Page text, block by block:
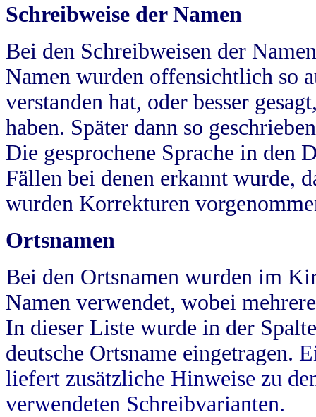
Schreibweise der Namen
Bei den Schreibweisen der
Namen wurden offensichtlich so
verstanden hat, oder besser
haben. Später dann so
Die gesprochene Sprache in
Fällen bei denen erkannt wurde,
wurden Korrekturen
Ortsnamen
Bei den Ortsnamen wurden im
Namen verwendet, wobei
In dieser Liste wurde in der
deutsche Ortsname eingetragen.
liefert zusätzliche Hinweise zu
verwendeten Schreibvarianten.